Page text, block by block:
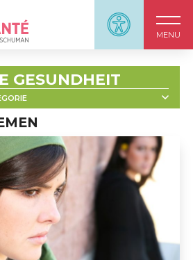
Panneau
MENU
ma santé, by HôpitauxRobert
GESUNDHEIT
DEPRESSION
BIPOLARE STÖRUNGEN